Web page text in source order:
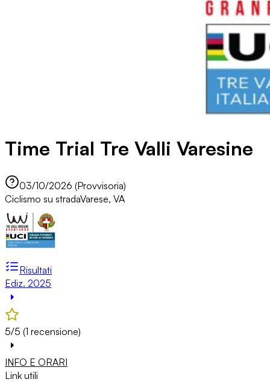
Time Trial Tre Valli Varesine
03/10/2026 (Provvisoria)
Ciclismo su stradaVarese, VA
Risultati
Ediz. 2025
5/5 (1 recensione)
INFO E ORARI
Link utili